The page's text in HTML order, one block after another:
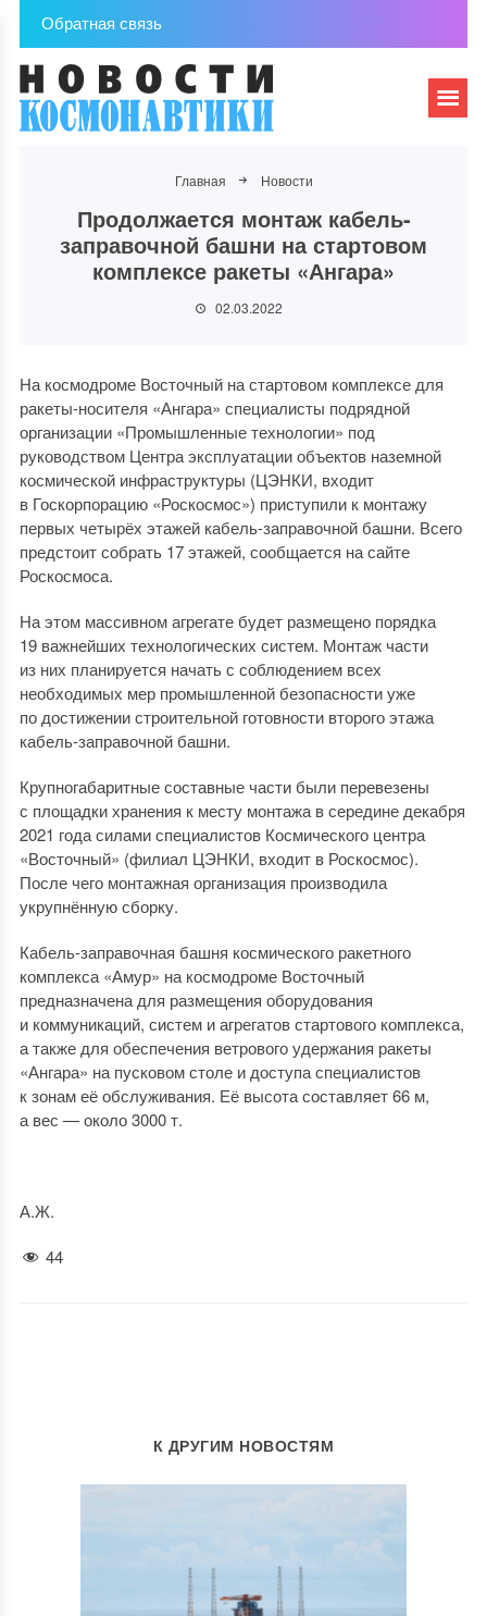
Обратная связь
Главная Новости
Продолжается монтаж кабель-
заправочной башни на стартовом
комплексе ракеты «Ангара»
02.03.2022
На космодроме Восточный на стартовом комплексе для
ракеты-носителя «Ангара» специалисты подрядной
организации «Промышленные технологии» под
руководством Центра эксплуатации объектов наземной
космической инфраструктуры (ЦЭНКИ, входит
в Госкорпорацию «Роскосмос») приступили к монтажу
первых четырёх этажей кабель-заправочной башни. Всего
предстоит собрать 17 этажей, сообщается на сайте
Роскосмоса.
На этом массивном агрегате будет размещено порядка
19 важнейших технологических систем. Монтаж части
из них планируется начать с соблюдением всех
необходимых мер промышленной безопасности уже
по достижении строительной готовности второго этажа
кабель-заправочной башни.
Крупногабаритные составные части были перевезены
с площадки хранения к месту монтажа в середине декабря
2021 года силами специалистов Космического центра
«Восточный» (филиал ЦЭНКИ, входит в Роскосмос).
После чего монтажная организация производила
укрупнённую сборку.
Кабель-заправочная башня космического ракетного
комплекса «Амур» на космодроме Восточный
предназначена для размещения оборудования
и коммуникаций, систем и агрегатов стартового комплекса,
а также для обеспечения ветрового удержания ракеты
«Ангара» на пусковом столе и доступа специалистов
к зонам её обслуживания. Её высота составляет 66 м,
а вес — около 3000 т.
А.Ж.
44
К ДРУГИМ НОВОСТЯМ